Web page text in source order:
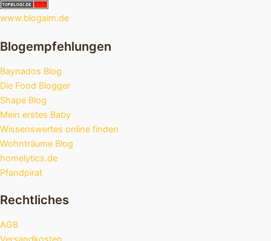
www.blogalm.de
Blogempfehlungen
Baynados Blog
Die Food Blogger
Shape Blog
Mein erstes Baby
Wissenswertes online finden
Wohnträume Blog
homelytics.de
Pfandpirat
Rechtliches
AGB